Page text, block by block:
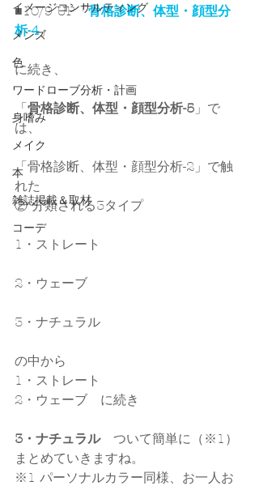
イメージコンサルティング
メンズ
色
ワードローブ分析・計画
身嗜み
メイク
本
雑誌掲載＆取材
コーデ
■10/9 UP「骨格診断、体型・顔型分
析-4」
に続き、
「骨格診断、体型・顔型分析-5 」で
は、
「骨格診断、体型・顔型分析-2」で触
れた
② 分類される3タイプ
1・ストレート
2・ウェーブ
3・ナチュラル
の中から
1・ストレート
2・ウェーブ　に続き
3・ナチュラル ついて簡単に（※1）
まとめていきますね。
※1 パーソナルカラー同様、お一人お